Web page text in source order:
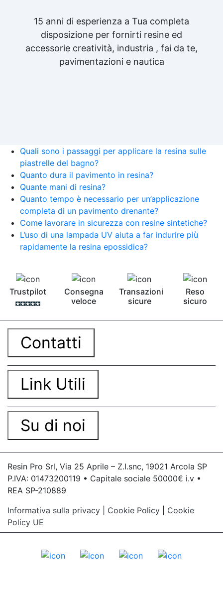
15 anni di esperienza a Tua completa
disposizione per fornirti resine ed
accessorie creatività, industria , fai da te,
pavimentazioni e nautica
Quali sono i passaggi per applicare la resina sulle
piastrelle del bagno?
Quanto dura il pavimento in resina?
Quante mani di resina?
Quanto tempo è necessario per un’applicazione
completa di un pavimento drenante?
Come lavorare in sicurezza con resine sintetiche?
L’uso di una lampada UV aiuta a far indurire più
rapidamente la resina epossidica?
Trustpilot
Consegna
veloce
Transazioni
sicure
Reso
sicuro
Contatti
Link Utili
Su di noi
Resin Pro Srl, Via 25 Aprile – Z.I.snc, 19021 Arcola SP
P.IVA: 01473200119 • Capitale sociale 50000€ i.v •
REA SP-210889
Informativa sulla privacy
Cookie Policy
Cookie
Policy UE